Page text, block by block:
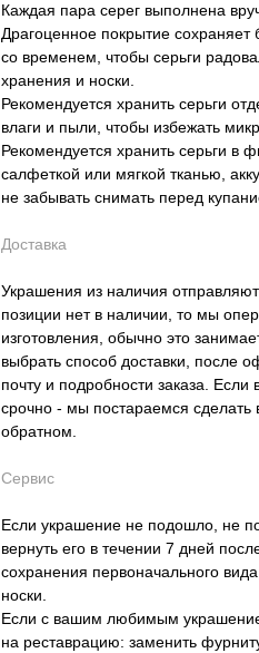
Каждая пара серег выполнена
Драгоценное покрытие сохраняет
со временем, чтобы серьги
хранения и носки.
Рекомендуется хранить серьги
влаги и пыли, чтобы избежать
Рекомендуется хранить серьги в
салфеткой или мягкой тканью,
не забывать снимать перед
Доставка
Украшения из наличия
позиции нет в наличии, то мы
изготовления, обычно это
выбрать способ доставки, после
почту и подробности заказа. Если
срочно - мы постараемся
обратном.
Сервис
Если украшение не подошло, не
вернуть его в течении 7 дней
сохранения первоначального
носки.
Если с вашим любимым
на реставрацию: заменить